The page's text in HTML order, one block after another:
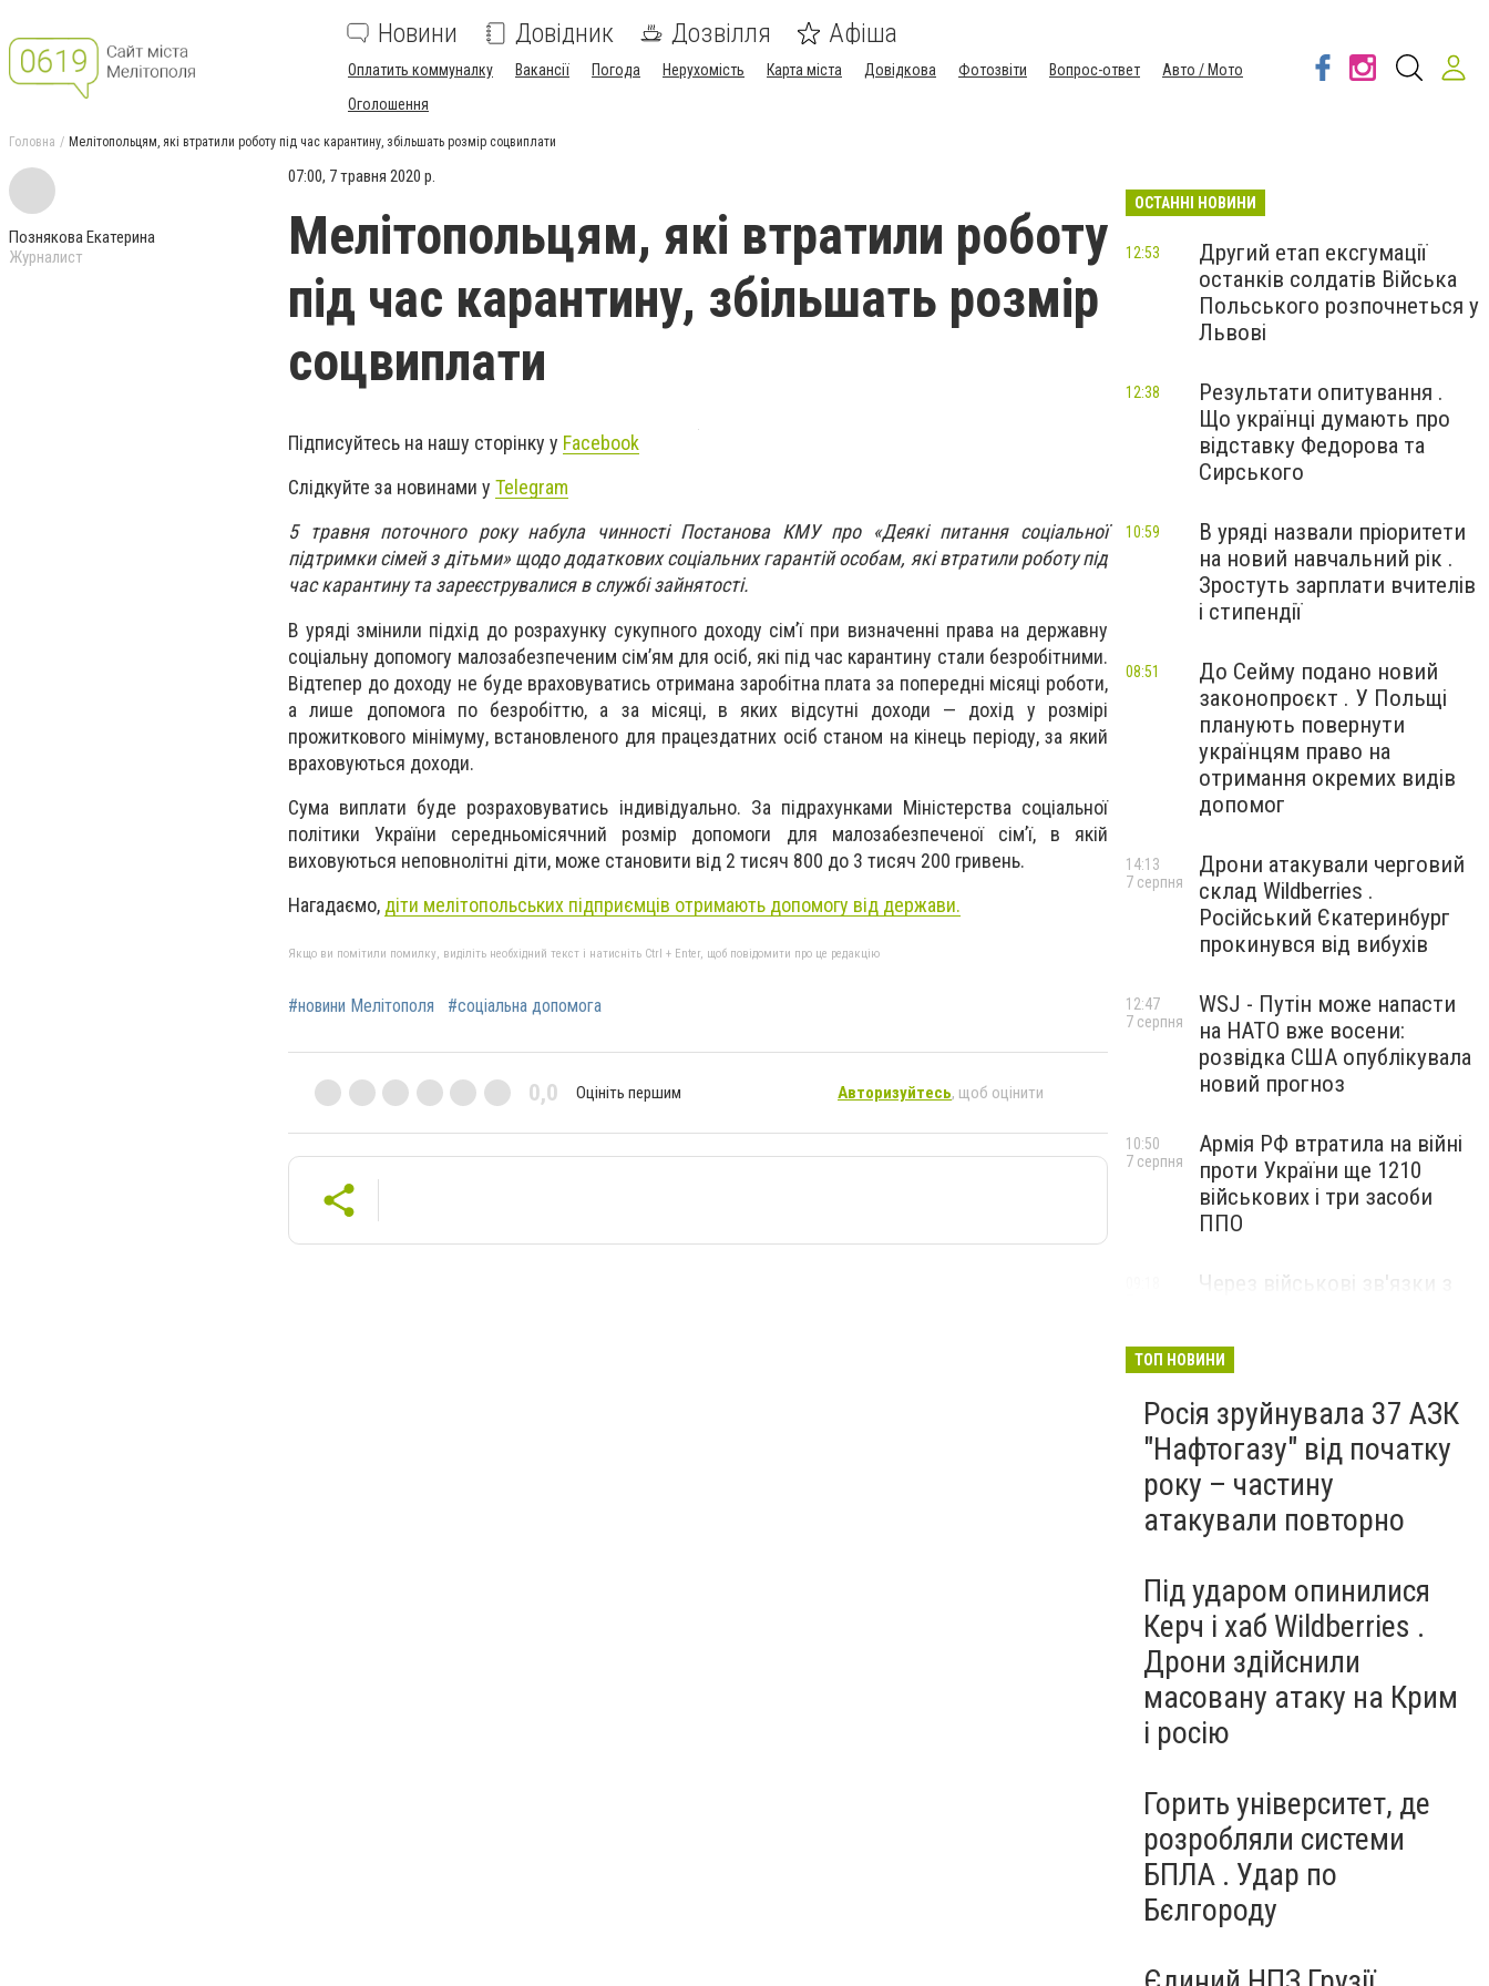
Новини Довідник Дозвілля Афіша
Оплатить коммуналку Вакансії Погода Нерухомість Карта міста Довідкова Фотозвіти Вопрос-ответ
Авто / Мото
Оголошення
Головна Мелітопольцям, які втратили роботу під час карантину, збільшать розмір соцвиплати
Познякова Екатерина
Журналист
07:00, 7 травня 2020 р.
Мелітопольцям, які втратили роботу
під час карантину, збільшать розмір
соцвиплати
Підписуйтесь на нашу сторінку у Facebook
Слідкуйте за новинами у Telegram
5 травня поточного року набула чинності Постанова КМУ про «Деякі питання соціальної
підтримки сімей з дітьми» щодо додаткових соціальних гарантій особам, які втратили роботу під
час карантину та зареєструвалися в службі зайнятості.
В уряді змінили підхід до розрахунку сукупного доходу сім’ї при визначенні права на державну
соціальну допомогу малозабезпеченим сім’ям для осіб, які під час карантину стали безробітними.
Відтепер до доходу не буде враховуватись отримана заробітна плата за попередні місяці роботи,
а лише допомога по безробіттю, а за місяці, в яких відсутні доходи — дохід у розмірі
прожиткового мінімуму, встановленого для працездатних осіб станом на кінець періоду, за який
враховуються доходи.
Сума виплати буде розраховуватись індивідуально. За підрахунками Міністерства соціальної
політики України середньомісячний розмір допомоги для малозабезпеченої сім’ї, в якій
виховуються неповнолітні діти, може становити від 2 тисяч 800 до 3 тисяч 200 гривень.
Нагадаємо, діти мелітопольських підприємців отримають допомогу від держави.
Якщо ви помітили помилку, виділіть необхідний текст і натисніть Ctrl + Enter, щоб повідомити про це редакцію
#новини Мелітополя #соціальна допомога
0,0 Оцініть першим Авторизуйтесь, щоб оцінити
ОСТАННІ НОВИНИ
Другий етап ексгумації
останків солдатів Війська
Польського розпочнеться у
Львові
12:53
Результати опитування .
Що українці думають про
відставку Федорова та
Сирського
12:38
В уряді назвали пріоритети
на новий навчальний рік .
Зростуть зарплати вчителів
і стипендії
10:59
До Сейму подано новий
законопроєкт . У Польщі
планують повернути
українцям право на
отримання окремих видів
допомог
08:51
Дрони атакували черговий
склад Wildberries .
Російський Єкатеринбург
прокинувся від вибухів
14:13
7 серпня
WSJ - Путін може напасти
на НАТО вже восени:
розвідка США опублікувала
новий прогноз
12:47
7 серпня
Армія РФ втратила на війні
проти України ще 1210
військових і три засоби
ППО
10:50
7 серпня
Через військові зв'язки з
Куби
ТОП НОВИНИ
Росія зруйнувала 37 АЗК
"Нафтогазу" від початку
року – частину
атакували повторно
Під ударом опинилися
Керч і хаб Wildberries .
Дрони здійснили
масовану атаку на Крим
і росію
Горить університет, де
розробляли системи
БПЛА . Удар по
Бєлгороду